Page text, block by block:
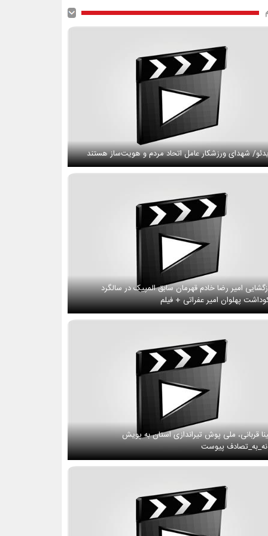
شهدای ورزشکار عامل اتحاد مردم و هویت‌ساز هستند
امیر رضا خادم قهرمان سابق المپیک در سالگرد
پهلوان امیر عفراتی + فیلم
قربانی، ملی پوش تیراندازی استان به پویش
پیوست